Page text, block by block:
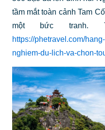
tầm mắt toàn cảnh Tam
một bức tranh.
https://phetravel.com/
nghiem-du-lich-va-chon-